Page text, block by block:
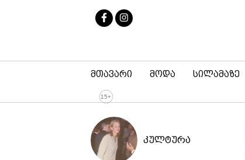
მთავარი მოდა სილამაზე
კულტურა